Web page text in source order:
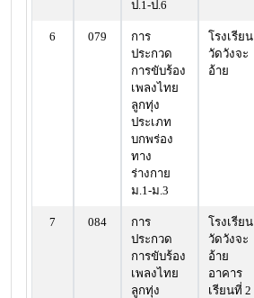
ป.1-ป.6
6 079
การ
ประกวด
การขับร้อง
เพลงไทย
ลูกทุ่ง
ประเภท
บกพร่อง
ทาง
ร่างกาย
ม.1-ม.3
โรงเรียน
วัดวังจะ
อ้าย
7 084
การ
ประกวด
การขับร้อง
เพลงไทย
ลูกทุ่ง
โรงเรียน
วัดวังจะ
อ้าย
อาคาร
เรียนที่ 2